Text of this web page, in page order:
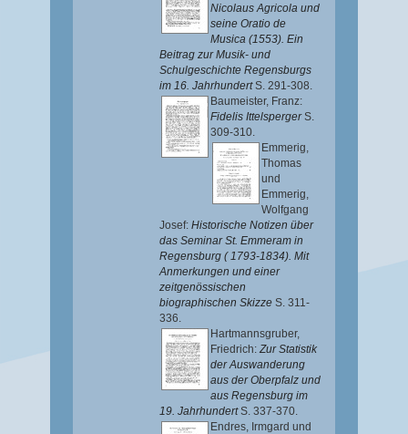
Nicolaus Agricola und
seine Oratio de
Musica (1553). Ein
Beitrag zur Musik- und
Schulgeschichte Regensburgs
im 16. JahrhundertS. 291-308.
Baumeister, Franz:
Fidelis IttelspergerS.
309-310.
Emmerig,
Thomas
und
Emmerig,
Wolfgang
Josef: Historische Notizen über
das Seminar St. Emmeram in
Regensburg ( 1793-1834). Mit
Anmerkungen und einer
zeitgenössischen
biographischen Skizze S. 311-
336.
Hartmannsgruber,
Friedrich:Zur Statistik
der Auswanderung
aus der Oberpfalz und
aus Regensburg im
19. JahrhundertS. 337-370.
Endres, Irmgard und